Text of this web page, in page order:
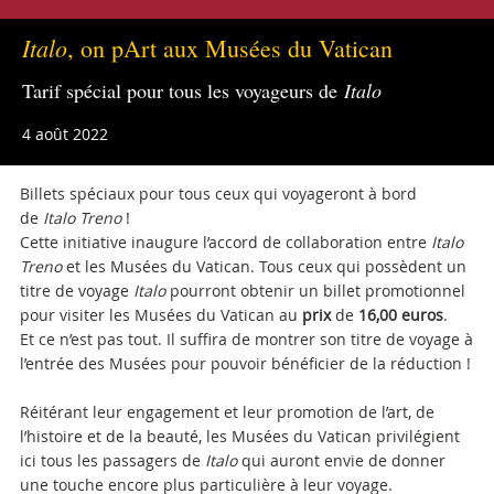
Italo, on pArt aux Musées du Vatican
Tarif spécial pour tous les voyageurs de Italo
4 août 2022
Billets spéciaux pour tous ceux qui voyageront à bord
de Italo Treno !
Cette initiative inaugure l’accord de collaboration entre Italo
Trenoet les Musées du Vatican. Tous ceux qui possèdent un
titre de voyage Italo pourront obtenir un billet promotionnel
pour visiter les Musées du Vatican au prixde 16,00 euros.
Et ce n’est pas tout. Il suffira de montrer son titre de voyage à
l’entrée des Musées pour pouvoir bénéficier de la réduction !
Réitérant leur engagement et leur promotion de l’art, de
l’histoire et de la beauté, les Musées du Vatican privilégient
ici tous les passagers de Italoqui auront envie de donner
une touche encore plus particulière à leur voyage.